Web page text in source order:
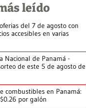
leído
del 7 de agosto con
accesibles en varias
Nacional de Panamá -
de este 5 de agosto de
combustibles en Panamá:
por galón